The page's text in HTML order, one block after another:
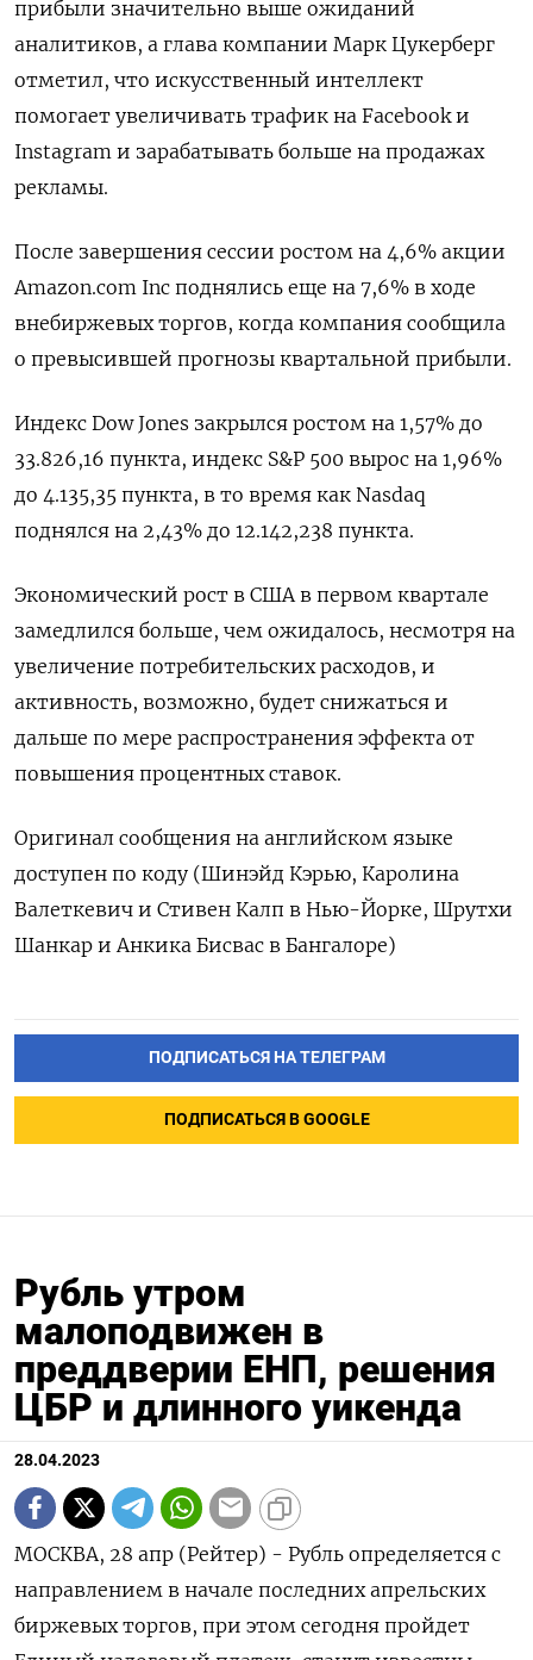
прибыли значительно выше ожиданий
аналитиков, а глава компании Марк Цукерберг
отметил, что искусственный интеллект
помогает увеличивать трафик на Facebook и
Instagram и зарабатывать больше на продажах
рекламы.
После завершения сессии ростом на 4,6% акции
Amazon.com Inc поднялись еще на 7,6% в ходе
внебиржевых торгов, когда компания сообщила
о превысившей прогнозы квартальной прибыли.
Индекс Dow Jones закрылся ростом на 1,57% до
33.826,16 пункта, индекс S&P 500 вырос на 1,96%
до 4.135,35 пункта​, в то время как ​Nasdaq
поднялся на 2,43% до 12.142,238 пункта​.
Экономический рост в США в первом квартале
замедлился больше, чем ожидалось, несмотря на
увеличение потребительских расходов, и
активность, возможно, будет снижаться и
дальше по мере распространения эффекта от
повышения процентных ставок.
Оригинал сообщения на английском языке
доступен по коду (Шинэйд Кэрью, Каролина
Валеткевич и Стивен Калп в Нью-Йорке, Шрутхи
Шанкар и Анкика Бисвас в Бангалоре)
ПОДПИСАТЬСЯ НА ТЕЛЕГРАМ
ПОДПИСАТЬСЯ В GOOGLE
Рубль утром
малоподвижен в
преддверии ЕНП, решения
ЦБР и длинного уикенда
28.04.2023
МОСКВА, 28 апр (Рейтер) - Рубль определяется с
направлением в начале последних апрельских
биржевых торгов, при этом сегодня пройдет